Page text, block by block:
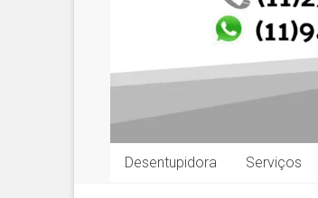
Desentupidora Serviços